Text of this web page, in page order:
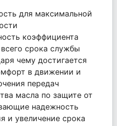
для максимальной
коэффициента
срока службы
чему достигается
в движении и
передач
масла по защите от
надежность
и увеличение срока